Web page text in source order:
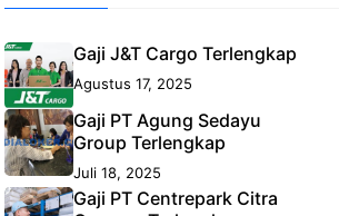
Gaji J&T Cargo Terlengkap
Agustus 17, 2025
Gaji PT Agung Sedayu
Group Terlengkap
Juli 18, 2025
Gaji PT Centrepark Citra